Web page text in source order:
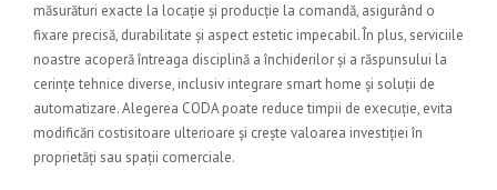
măsurături exacte la locație și producție la comandă, asigurând o
fixare precisă, durabilitate și aspect estetic impecabil. În plus, serviciile
noastre acoperă întreaga disciplină a închiderilor și a răspunsului la
cerințe tehnice diverse, inclusiv integrare smart home și soluții de
automatizare. Alegerea CODA poate reduce timpii de execuție, evita
modificări costisitoare ulterioare și crește valoarea investiției în
proprietăți sau spații comerciale.